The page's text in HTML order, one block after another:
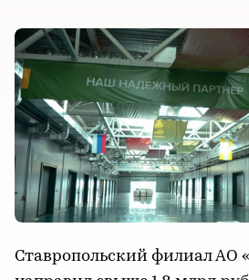
Ставропольский филиал АО